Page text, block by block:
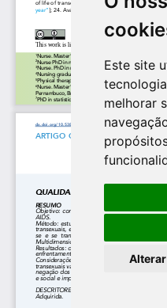
Este site
melhorar